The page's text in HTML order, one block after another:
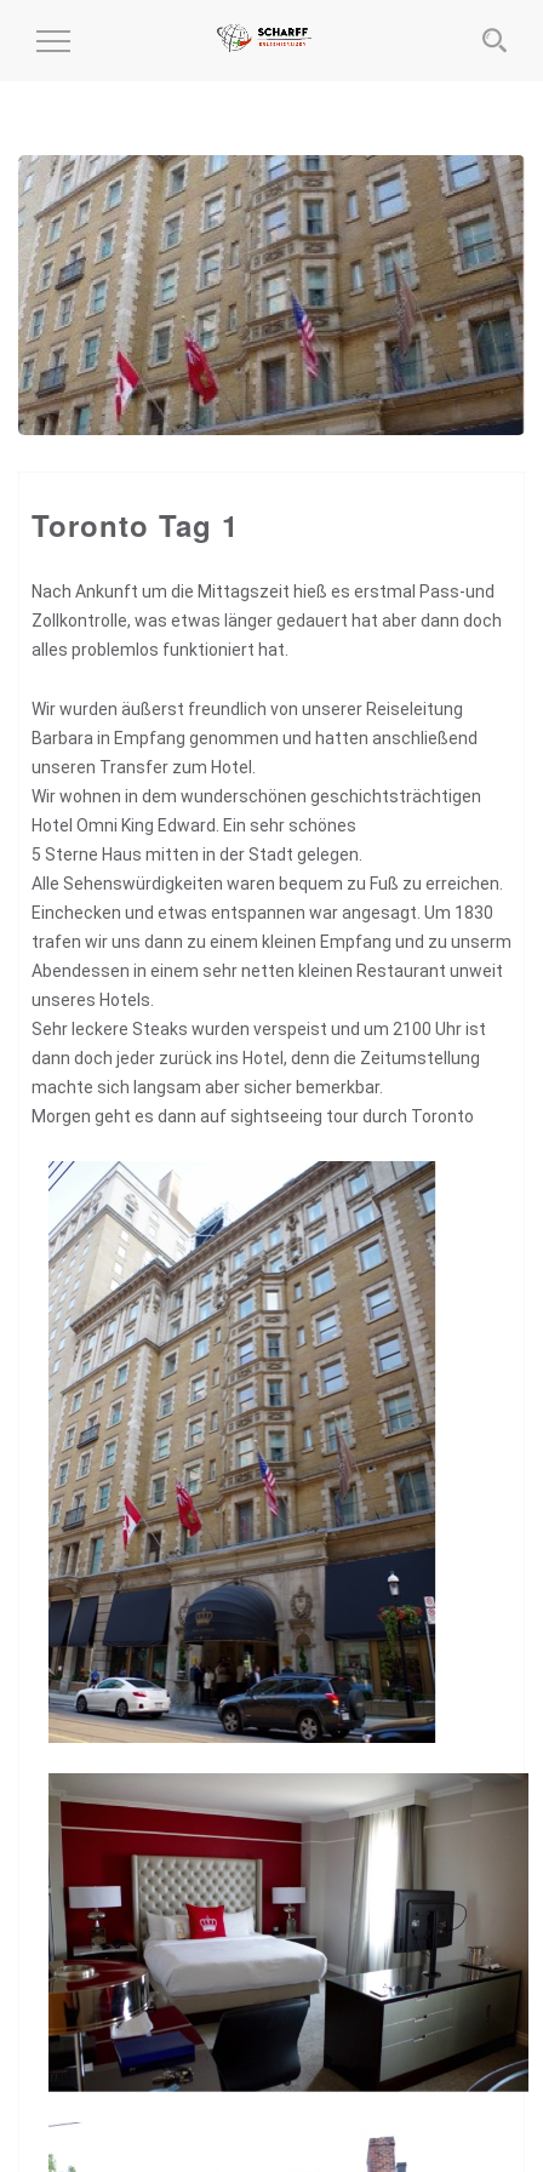
MENÜ
Toronto Tag 1
Nach Ankunft um die Mittagszeit hieß es erstmal Pass-und
Zollkontrolle, was etwas länger gedauert hat aber dann doch
alles problemlos funktioniert hat.
Wir wurden äußerst freundlich von unserer Reiseleitung
Barbara in Empfang genommen und hatten anschließend
unseren Transfer zum Hotel.
Wir wohnen in dem wunderschönen geschichtsträchtigen
Hotel Omni King Edward. Ein sehr schönes
5 Sterne Haus mitten in der Stadt gelegen.
Alle Sehenswürdigkeiten waren bequem zu Fuß zu erreichen.
Einchecken und etwas entspannen war angesagt. Um 1830
trafen wir uns dann zu einem kleinen Empfang und zu unserm
Abendessen in einem sehr netten kleinen Restaurant unweit
unseres Hotels.
Sehr leckere Steaks wurden verspeist und um 2100 Uhr ist
dann doch jeder zurück ins Hotel, denn die Zeitumstellung
machte sich langsam aber sicher bemerkbar.
Morgen geht es dann auf sightseeing tour durch Toronto